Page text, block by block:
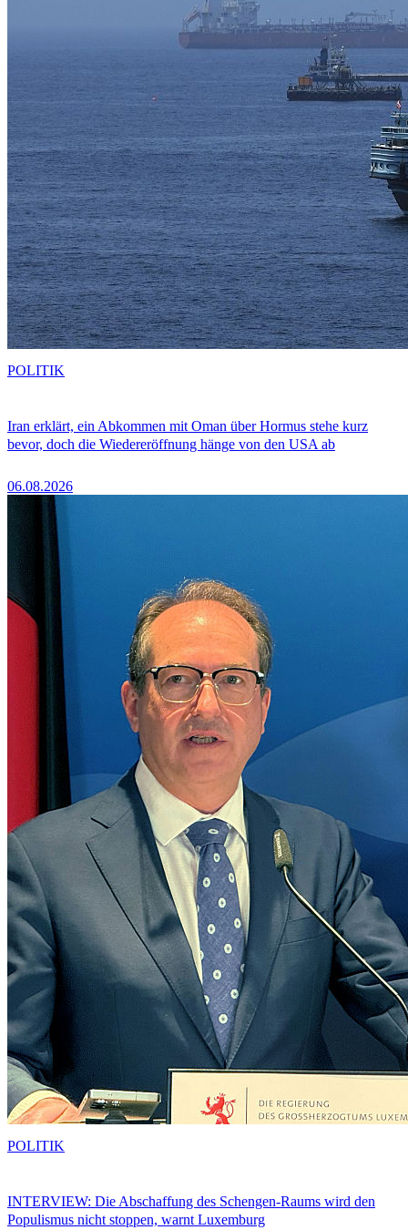
Iran erklärt, ein Abkommen mit Oman über Hormus stehe kurz
bevor, doch die Wiedereröffnung hänge von den USA ab
06.08.2026
POLITIK
INTERVIEW: Die Abschaffung des Schengen-Raums wird den
Populismus nicht stoppen, warnt Luxemburg
POLITIK